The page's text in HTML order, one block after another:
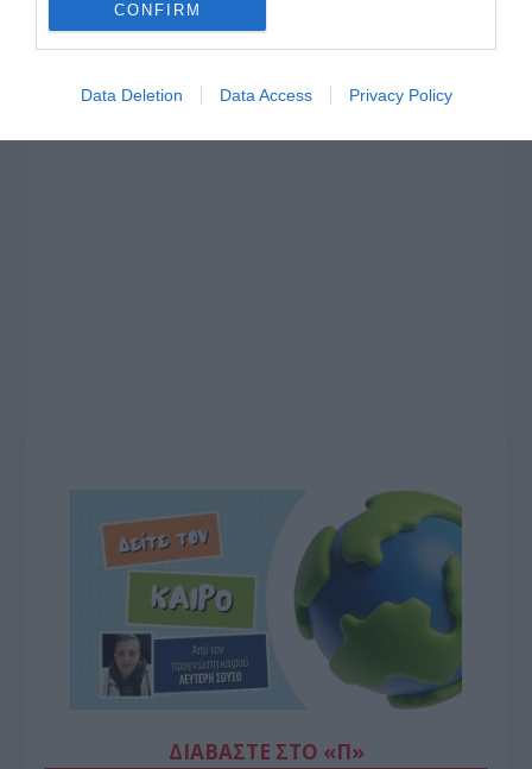
CONFIRM
Data Deletion Data Access Privacy Policy
ΔΙΑΒΆΣΤΕ ΣΤΟ «Π»